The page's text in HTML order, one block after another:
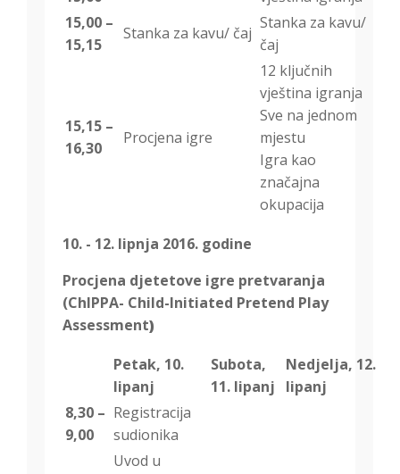
15,00 –
15,15
Stanka za kavu/ čaj
Stanka za kavu/
čaj
15,15 –
16,30
Procjena igre
12 ključnih
vještina igranja
Sve na jednom
mjestu
Igra kao
značajna
okupacija
10. - 12. lipnja 2016. godine
Procjena djetetove igre pretvaranja
(ChIPPA- Child-Initiated Pretend Play
Assessment)
Petak, 10.
lipanj
Subota,
11. lipanj
Nedjelja, 12.
lipanj
8,30 –
9,00
Registracija
sudionika
Uvod u